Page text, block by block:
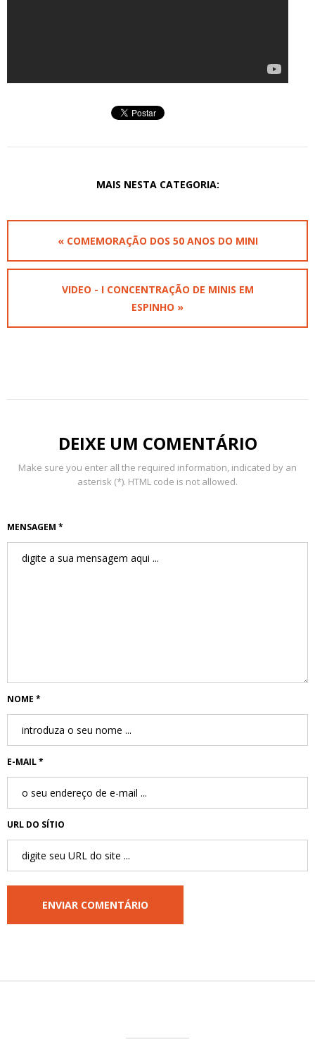
MAIS NESTA CATEGORIA:
« COMEMORAÇÃO DOS 50 ANOS DO MINI
VIDEO - I CONCENTRAÇÃO DE MINIS EM
ESPINHO »
DEIXE UM COMENTÁRIO
Make sure you enter all the required information, indicated by an
asterisk (*). HTML code is not allowed.
MENSAGEM *
NOME *
E-MAIL *
URL DO SÍTIO